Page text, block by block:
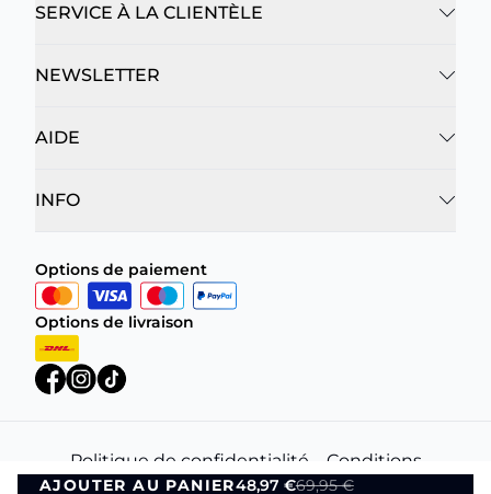
AJOUTER AU PANIER48,97 €69,95 €
SERVICE À LA CLIENTÈLE
NEWSLETTER
AIDE
INFO
Options de paiement
Options de livraison
Politique de confidentialité
Conditions
générales